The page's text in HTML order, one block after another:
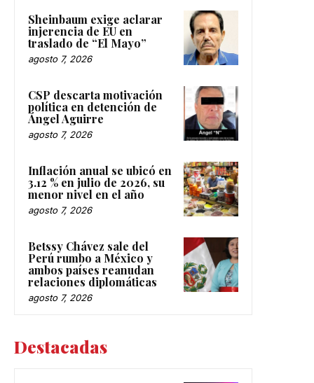
Sheinbaum exige aclarar
injerencia de EU en
traslado de “El Mayo”
agosto 7, 2026
CSP descarta motivación
política en detención de
Ángel Aguirre
agosto 7, 2026
Inflación anual se ubicó en
3.12 % en julio de 2026, su
menor nivel en el año
agosto 7, 2026
Betssy Chávez sale del
Perú rumbo a México y
ambos países reanudan
relaciones diplomáticas
agosto 7, 2026
Destacadas